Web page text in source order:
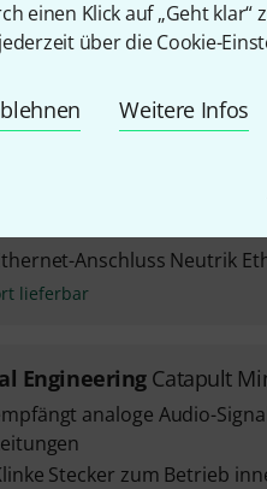
einen Klick auf „Geht klar“
über die Cookie-
Weitere Infos
analoge Audio-
Klinke Stecker zum Betrieb
Anschluss Neutrik
lieferbar
Engineering Catapult
analoge Audio-
Stecker zum Betrieb